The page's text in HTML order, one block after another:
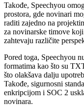
Takođe, Speechyou
prostora, gde novinari
raditi zajedno na
za novinarske timove
zahtevaju različite
Pored toga, Speechyou
formatima kao što su
što olakšava dalju
Takođe, sigurnosni
enkripcijom i SOC 2
novinara.